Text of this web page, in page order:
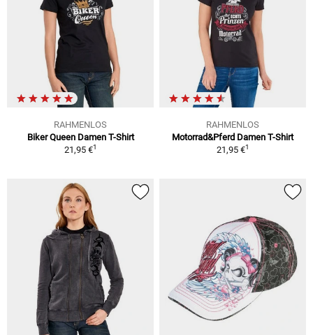
RAHMENLOS
Biker Queen Damen T-Shirt
21,95 €1
RAHMENLOS
Motorrad&Pferd Damen T-Shirt
21,95 €1